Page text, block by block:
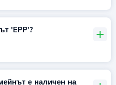
'EPP'?
е наличен на